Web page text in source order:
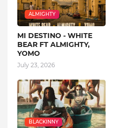
ALMIGHTY
MI DESTINO - WHITE
BEAR FT ALMIGHTY,
YOMO
July 23, 2026
BLACKINNY